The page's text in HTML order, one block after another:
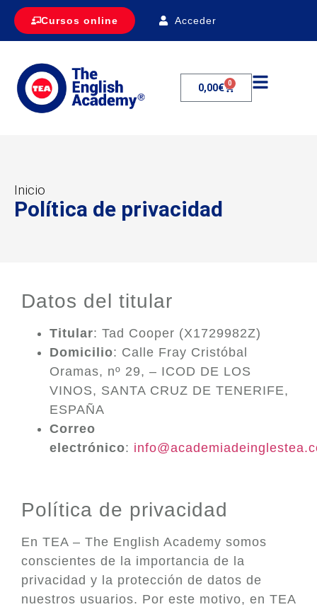
Cursos online Acceder
0,00€ 0
Inicio
Política de privacidad
Datos del titular
Titular: Tad Cooper (X1729982Z)
Domicilio: Calle Fray Cristóbal
Oramas, nº 29, – ICOD DE LOS
VINOS, SANTA CRUZ DE TENERIFE,
ESPAÑA
Correo
electrónico:
Política de privacidad
En TEA – The English Academy somos
conscientes de la importancia de la
privacidad y la protección de datos de
nuestros usuarios. Por este motivo, en TEA